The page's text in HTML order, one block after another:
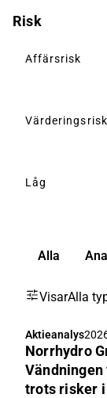
Risk
Affärsrisk
Värderingsrisk
Låg
Alla
VisarAlla
Aktieanalys
Norrhydro
trots risker